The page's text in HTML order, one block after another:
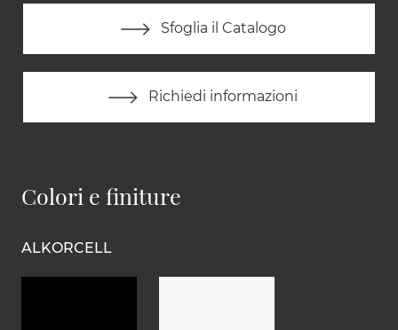
Sfoglia il Catalogo
Richiedi informazioni
Colori e finiture
ALKORCELL